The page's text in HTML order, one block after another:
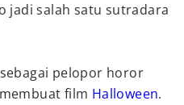
jadi salah satu sutradara
pelopor horor
film Halloween.